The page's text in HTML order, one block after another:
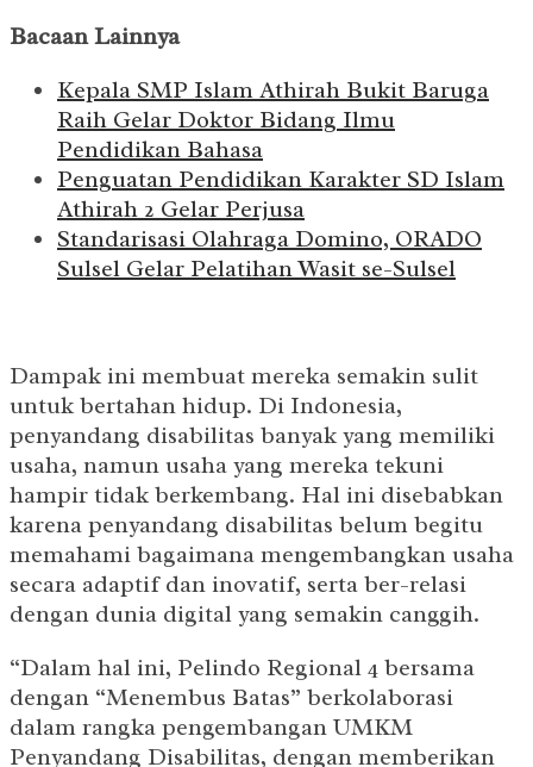
Bacaan Lainnya
Kepala SMP Islam Athirah Bukit Baruga
Raih Gelar Doktor Bidang Ilmu
Pendidikan Bahasa
Penguatan Pendidikan Karakter SD Islam
Athirah 2 Gelar Perjusa
Standarisasi Olahraga Domino, ORADO
Sulsel Gelar Pelatihan Wasit se-Sulsel
Dampak ini membuat mereka semakin sulit
untuk bertahan hidup. Di Indonesia,
penyandang disabilitas banyak yang memiliki
usaha, namun usaha yang mereka tekuni
hampir tidak berkembang. Hal ini disebabkan
karena penyandang disabilitas belum begitu
memahami bagaimana mengembangkan usaha
secara adaptif dan inovatif, serta ber-relasi
dengan dunia digital yang semakin canggih.
“Dalam hal ini, Pelindo Regional 4 bersama
dengan “Menembus Batas” berkolaborasi
dalam rangka pengembangan UMKM
Penyandang Disabilitas, dengan memberikan